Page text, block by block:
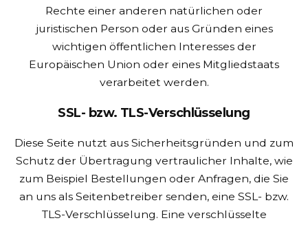
Rechte einer anderen natürlichen oder
juristischen Person oder aus Gründen eines
wichtigen öffentlichen Interesses der
Europäischen Union oder eines Mitgliedstaats
verarbeitet werden.
SSL- bzw. TLS-Verschlüsselung
Diese Seite nutzt aus Sicherheitsgründen und zum
Schutz der Übertragung vertraulicher Inhalte, wie
zum Beispiel Bestellungen oder Anfragen, die Sie
an uns als Seitenbetreiber senden, eine SSL- bzw.
TLS-Verschlüsselung. Eine verschlüsselte